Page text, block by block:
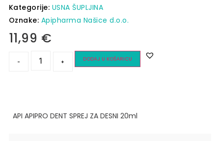
Kategorije: USNA ŠUPLJINA
Oznake: Apipharma Našice d.o.o.
11,99 €
- + DODAJ U KOŠARICU
API APIPRO DENT SPREJ ZA DESNI 20ml